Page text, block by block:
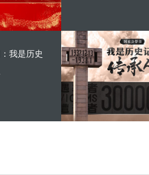
我是历史